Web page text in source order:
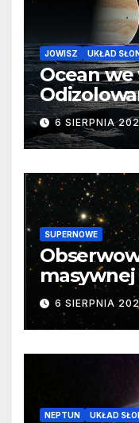
JOWISZ UKŁAD
Ocean
barierę
6 SIERPNIA
SUPERNOWE
samego
cenne
6 SIERPNIA
NEPTUN UKŁAD